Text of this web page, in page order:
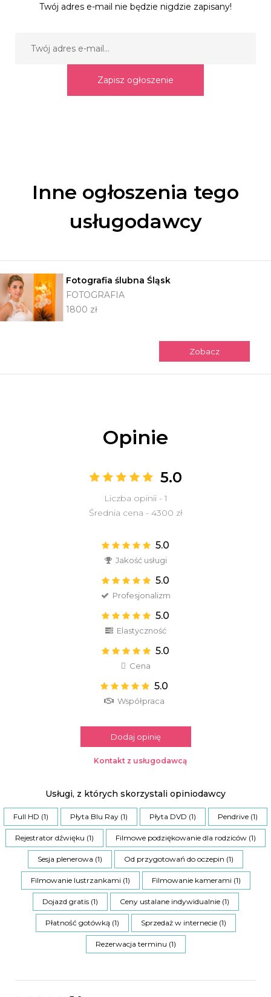
Twój adres e-mail nie będzie nigdzie zapisany!
Zapisz ogłoszenie
Inne ogłoszenia tego
usługodawcy
Fotografia ślubna Śląsk
FOTOGRAFIA
1800 zł
Zobacz
Opinie
5.0
Liczba opinii - 1
Średnia cena - 4300 zł
5.0
Jakość usługi
5.0
Profesjonalizm
5.0
Elastyczność
5.0
Cena
5.0
Współpraca
Dodaj opinię
Kontakt z usługodawcą
Usługi, z których skorzystali opiniodawcy
Full HD (1) Płyta Blu Ray (1) Płyta DVD (1) Pendrive (1)
Rejestrator dźwięku (1) Filmowe podziękowanie dla rodziców (1)
Sesja plenerowa (1) Od przygotowań do oczepin (1)
Filmowanie lustrzankami (1) Filmowanie kamerami (1)
Dojazd gratis (1) Ceny ustalane indywidualnie (1)
Płatność gotówką (1) Sprzedaż w internecie (1)
Rezerwacja terminu (1)